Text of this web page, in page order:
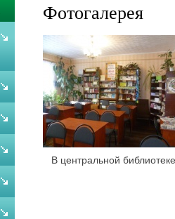
Фотогалерея
В центральной библиотеке